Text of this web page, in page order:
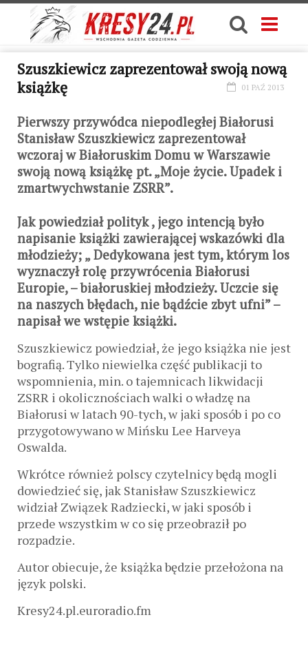
Szuszkiewicz zaprezentował swoją nową
książkę
01 PAŹ 2013
Pierwszy przywódca niepodległej Białorusi
Stanisław Szuszkiewicz zaprezentował
wczoraj w Białoruskim Domu w Warszawie
swoją nową książkę pt. „Moje życie. Upadek i
zmartwychwstanie ZSRR”.
Jak powiedział polityk , jego intencją było
napisanie książki zawierającej wskazówki dla
młodzieży; „ Dedykowana jest tym, którym los
wyznaczył rolę przywrócenia Białorusi
Europie, – białoruskiej młodzieży. Uczcie się
na naszych błędach, nie bądźcie zbyt ufni” –
napisał we wstępie książki.
Szuszkiewicz powiedział, że jego książka nie jest
bografią. Tylko niewielka część publikacji to
wspomnienia, min. o tajemnicach likwidacji
ZSRR i okolicznościach walki o władzę na
Białorusi w latach 90-tych, w jaki sposób i po co
przygotowywano w Mińsku Lee Harveya
Oswalda.
Wkrótce również polscy czytelnicy będą mogli
dowiedzieć się, jak Stanisław Szuszkiewicz
widział Związek Radziecki, w jaki sposób i
przede wszystkim w co się przeobraził po
rozpadzie.
Autor obiecuje, że książka będzie przełożona na
język polski.
Kresy24.pl.euroradio.fm